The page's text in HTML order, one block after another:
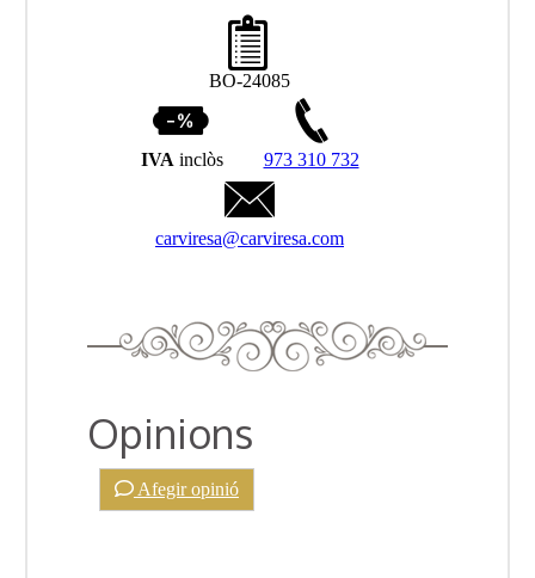
BO-24085
IVA inclòs 973 310 732
carviresa@carviresa.com
Opinions
Afegir opinió